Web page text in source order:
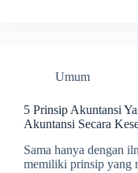
Umum
5 Prinsip Akuntansi
Akuntansi Secara
Sama hanya dengan
memiliki prinsip yang